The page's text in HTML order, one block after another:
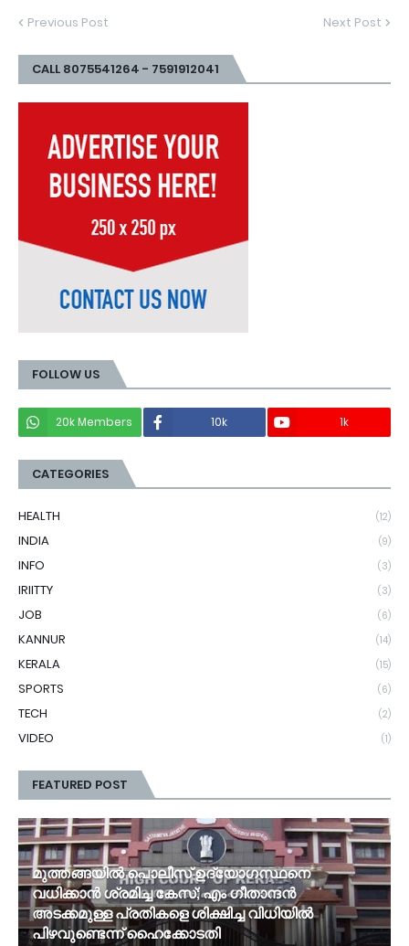
Previous Post Next Post
CALL 8075541264 - 7591912041
FOLLOW US
20k Members 10k 1k
CATEGORIES
HEALTH (12)
INDIA (9)
INFO (3)
IRIITTY (3)
JOB (6)
KANNUR (14)
KERALA (15)
SPORTS (6)
TECH (2)
VIDEO (1)
FEATURED POST
മുത്തങ്ങയിൽ പൊലീസ് ഉദ്യോഗസ്ഥനെ
വധിക്കാൻ ശ്രമിച്ച കേസ്; ​എം ഗീതാന്ദൻ
അടക്കമുള്ള പ്രതികളെ ശിക്ഷിച്ച വിധിയിൽ
പിഴവുണ്ടെന്ന് ഹൈക്കോടതി